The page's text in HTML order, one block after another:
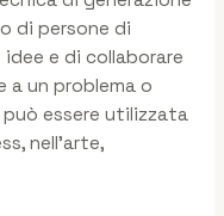
di persone di
e di collaborare
a un problema o
essere utilizzata
nell’arte,